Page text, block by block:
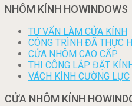
NHÔM KÍNH HOWINDOWS
TƯ VẤN LÀM CỬA KÍNH
CÔNG TRÌNH ĐÃ THỰC
CỬA NHÔM CAO CẤP
THI CÔNG LẮP ĐẶT
VÁCH KÍNH CƯỜNG LỰC
CỬA NHÔM KÍNH